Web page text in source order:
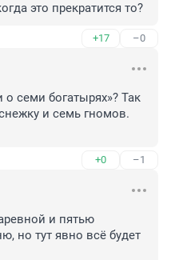
это прекратится то?
+17 –0
семи богатырях»? Так
и семь гномов.
+0 –1
и пятью
но тут явно всё будет